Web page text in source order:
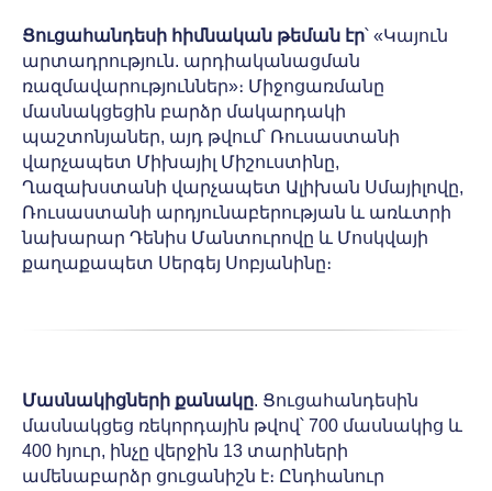
Ցուցահանդեսի հիմնական թեման էր՝ «Կայուն
արտադրություն. արդիականացման
ռազմավարություններ»։ Միջոցառմանը
մասնակցեցին բարձր մակարդակի
պաշտոնյաներ, այդ թվում՝ Ռուսաստանի
վարչապետ Միխայիլ Միշուստինը,
Ղազախստանի վարչապետ Ալիխան Սմայիլովը,
Ռուսաստանի արդյունաբերության և առևտրի
նախարար Դենիս Մանտուրովը և Մոսկվայի
քաղաքապետ Սերգեյ Սոբյանինը։
Մասնակիցների քանակը. Ցուցահանդեսին
մասնակցեց ռեկորդային թվով՝ 700 մասնակից և
400 հյուր, ինչը վերջին 13 տարիների
ամենաբարձր ցուցանիշն է։ Ընդհանուր